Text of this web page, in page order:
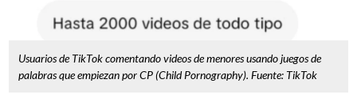
Usuarios de TikTok comentando videos de menores usando juegos de
palabras que empiezan por CP (Child Pornography). Fuente: TikTok